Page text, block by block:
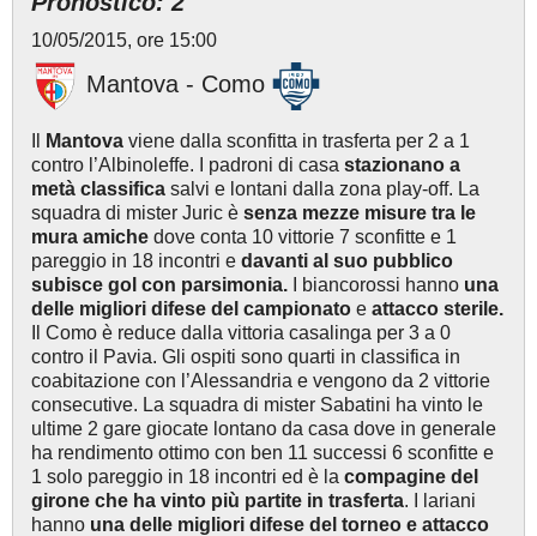
10/05/2015, ore 15:00
Mantova - Como
Mantova viene dalla sconfitta in trasferta per 2 a 1
contro l’Albinoleffe. I padroni di casa stazionano a
metà classifica salvi e lontani dalla zona play-off. La
squadra di mister Juric è senza mezze misure tra le
mura amiche dove conta 10 vittorie 7 sconfitte e 1
pareggio in 18 incontri e davanti al suo pubblico
subisce gol con parsimonia. I biancorossi hanno una
delle migliori difese del campionato e attacco sterile.
Il Como è reduce dalla vittoria casalinga per 3 a 0
contro il Pavia. Gli ospiti sono quarti in classifica in
coabitazione con l’Alessandria e vengono da 2 vittorie
consecutive. La squadra di mister Sabatini ha vinto le
ultime 2 gare giocate lontano da casa dove in generale
ha rendimento ottimo con ben 11 successi 6 sconfitte e
1 solo pareggio in 18 incontri ed è la compagine del
girone che ha vinto più partite in trasferta. I lariani
hanno una delle migliori difese del torneo e attacco